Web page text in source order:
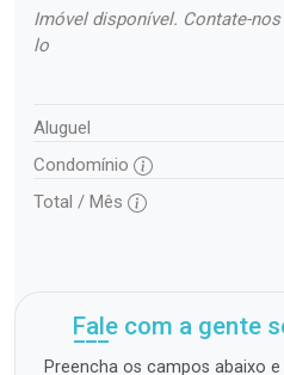
Imóvel disponível. Contate-
lo
Aluguel
Condomínio
Total / Mês
Fale com a gente
Preencha os campos abaixo